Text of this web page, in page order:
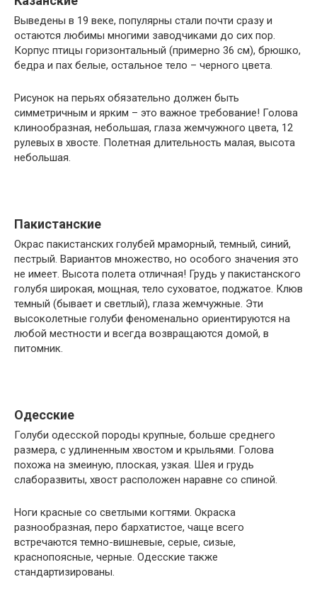
Выведены в 19 веке, популярны стали почти сразу и
остаются любимы многими заводчиками до сих пор.
Корпус птицы горизонтальный (примерно 36 см), брюшко,
бедра и пах белые, остальное тело – черного цвета.
Рисунок на перьях обязательно должен быть
симметричным и ярким – это важное требование! Голова
клинообразная, небольшая, глаза жемчужного цвета, 12
рулевых в хвосте. Полетная длительность малая, высота
небольшая.
Пакистанские
Окрас пакистанских голубей мраморный, темный, синий,
пестрый. Вариантов множество, но особого значения это
не имеет. Высота полета отличная! Грудь у пакистанского
голубя широкая, мощная, тело суховатое, поджатое. Клюв
темный (бывает и светлый), глаза жемчужные. Эти
высоколетные голуби феноменально ориентируются на
любой местности и всегда возвращаются домой, в
питомник.
Одесские
Голуби одесской породы крупные, больше среднего
размера, с удлиненным хвостом и крыльями. Голова
похожа на змеиную, плоская, узкая. Шея и грудь
слаборазвиты, хвост расположен наравне со спиной.
Ноги красные со светлыми когтями. Окраска
разнообразная, перо бархатистое, чаще всего
встречаются темно-вишневые, серые, сизые,
краснопоясные, черные. Одесские также
стандартизированы.